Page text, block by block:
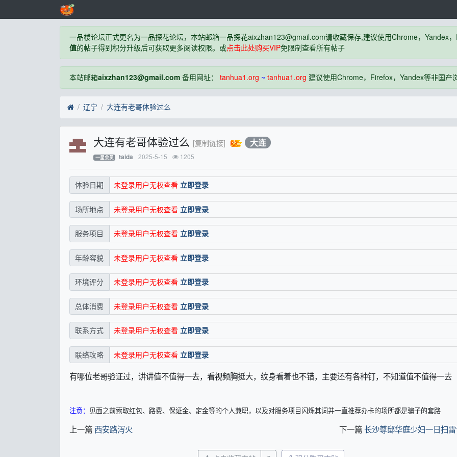
一品楼论坛正式更名为一品探花论坛，本站邮箱一品探花aixzhan123@gmail.com请收藏保存,建议使用Chrome，Yandex
值的帖子得到积分升级后可获取更多阅读权限。或点击此处购买VIP免限制查看所有帖子
本站邮箱aixzhan123@gmail.com备用网址： tanhua1.org ~ tanhua1.org 建议使用Chrome，Firefox，Yandex等非国产
辽宁 大连有老哥体验过么
大连有老哥体验过么 [复制链接] 大连
一星会员 taida 2025-5-15 1205
体验日期 未登录用户无权查看 立即登录
场所地点 未登录用户无权查看 立即登录
服务项目 未登录用户无权查看 立即登录
年龄容貌 未登录用户无权查看 立即登录
环境评分 未登录用户无权查看 立即登录
总体消费 未登录用户无权查看 立即登录
联系方式 未登录用户无权查看 立即登录
联络攻略 未登录用户无权查看 立即登录
有哪位老哥验证过，讲讲值不值得一去，看视频胸挺大，纹身看着也不错，主要还有各种钉，不知道值不值得一去
注意： 见面之前索取红包、路费、保证金、定金等的个人兼职，以及对服务项目闪烁其词并一直推荐办卡的场所都是骗子的套路
上一篇 西安路泻火 下一篇 长沙尊邸华庭少妇一日扫雷